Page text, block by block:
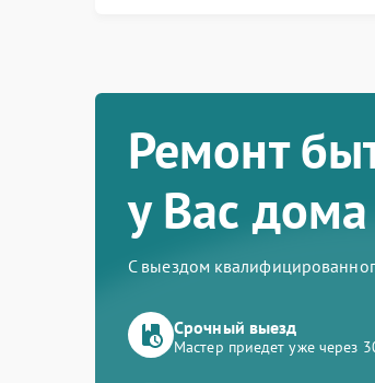
Ремонт
у Вас дома
С выездом
Срочный выезд
Мастер приедет уже через